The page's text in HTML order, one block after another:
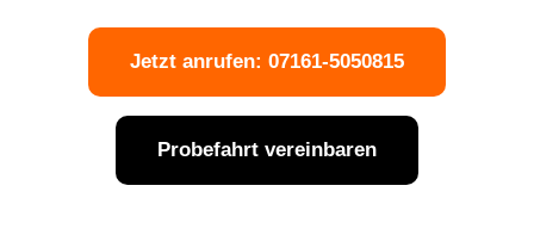
Jetzt anrufen: 07161-5050815
Probefahrt vereinbaren